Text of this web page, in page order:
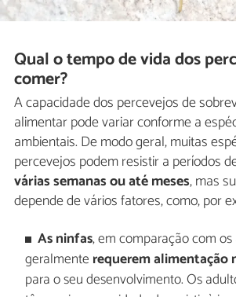
Qual o tempo de vida dos
comer?
A capacidade dos percevejos de
alimentar pode variar conforme a
ambientais. De modo geral, muitas
percevejos podem resistir a períodos
várias semanas ou até meses, mas
depende de vários fatores, como, por
As ninfas, em comparação com
geralmente requerem alimentação
para o seu desenvolvimento. Os